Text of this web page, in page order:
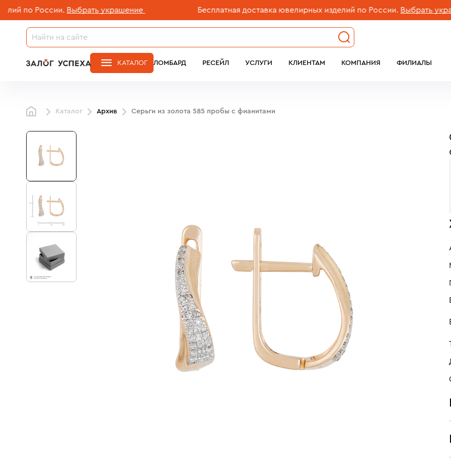
по России. Выбрать украшение Бесплатная доставка ювелирных изделий по России. Выбрать
ЛОМБАРД РЕСЕЙЛ УСЛУГИ КЛИЕНТАМ КОМПАНИЯ ФИЛИАЛЫ
КАТАЛОГ
Каталог Архив Серьги из золота 585 пробы c фианитами